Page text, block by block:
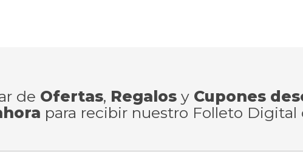
de Ofertas, Regalosy Cupones
para recibir nuestro Folleto